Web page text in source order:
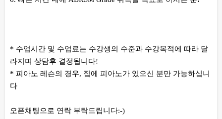
* 수업시간 및 수업료는 수강생의 수준과 수강목적에 따라 달
라지며 상담후 결정됩니다!
* 피아노 레슨의 경우, 집에 피아노가 있으신 분만 가능하십니
다
오픈채팅으로 연락 부탁드립니다:-)